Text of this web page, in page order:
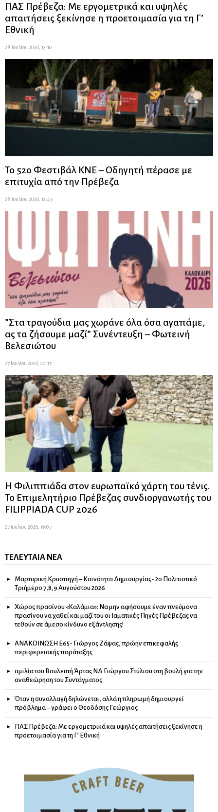
ΠΑΣ Πρέβεζα: Με εργομετρικά και υψηλές
απαιτήσεις ξεκίνησε η προετοιμασία για τη Γ’
Εθνική
28 Ιουλίου 2026, 13:10
Το 52ο Φεστιβάλ ΚΝΕ – Οδηγητή πέρασε με
επιτυχία από την Πρέβεζα
28 Ιουλίου 2026, 12:45
”Στα τραγούδια μας χωράνε όλα όσα αγαπάμε,
ας τα ζήσουμε μαζί” Συνέντευξη – Φωτεινή
Βελεσιώτου
27 Ιουλίου 2026, 20:17
Η Φιλιππιάδα στον ευρωπαϊκό χάρτη του τένις.
Το Επιμελητήριο Πρέβεζας συνδιοργανωτής του
FILIPPIADA CUP 2026
27 Ιουλίου 2026, 19:07
ΤΕΛΕΥΤΑΊΑ ΝΈΑ
Μαρτυρική Κρυοπηγή – Κοινότητα Δημιουργίας- 2ο Πολιτιστικό
Τριήμερο 7,8,9 Αυγούστου 2026
Χώρος πρασίνου «Καλάμια»: Να μην αφήσουμε έναν πνεύμονα
πρασίνου να χαθεί και μαζί του οι Ιαματικές Πηγές Πρέβεζας να
τεθούν σε άμεσο κίνδυνο εξάντλησης!
ΑΝΑΚΟΙΝΩΣΗ Ε65- Γιώργος Ζάψας, πρώην επικεφαλής
περιφερειακής παράταξης
ομιλία του Βουλευτή Άρτας ΝΔ Γιώργου Στύλιου στη βουλή για την
αναθεώρηση του Συντάγματος
Όταν η συναλλαγή δηλώνεται, αλλά η πληρωμή δημιουργεί
πρόβλημα – γράφει ο Θεοδόσης Γεώργιος
ΠΑΣ Πρέβεζα: Με εργομετρικά και υψηλές απαιτήσεις ξεκίνησε η
προετοιμασία για τη Γ’ Εθνική